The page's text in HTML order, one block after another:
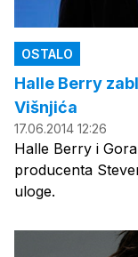
OSTALO
Halle Berry
Višnjića
17.06.2014 12:26
Halle Berry i
producenta
uloge.